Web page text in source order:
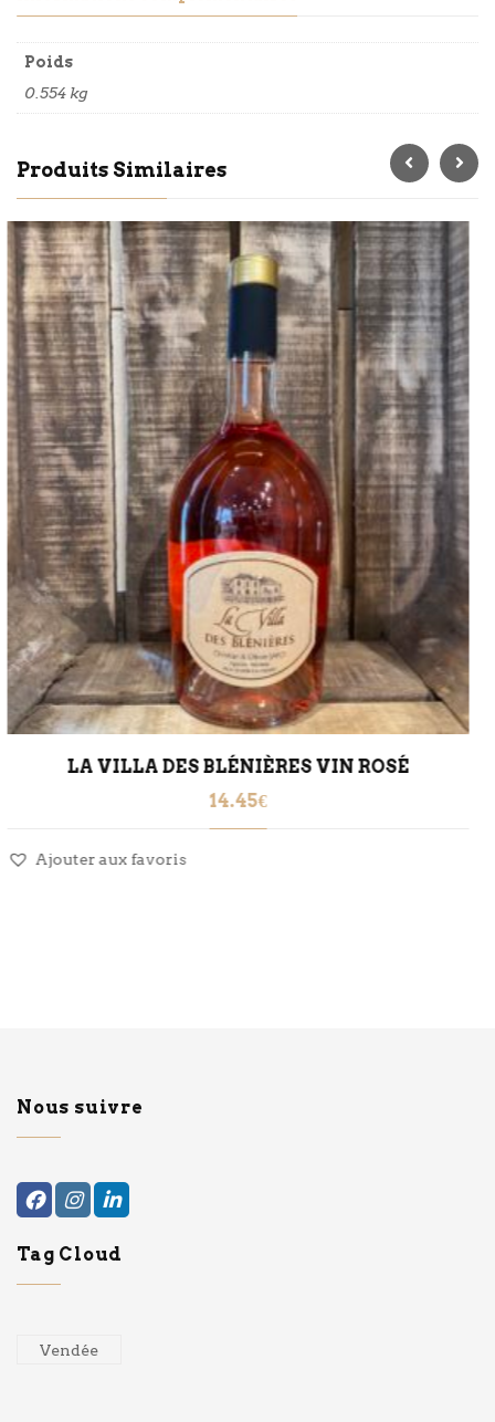
Poids
0.554 kg
Produits Similaires
BIO
BIÈRE BLANCHE 33CL
5.40€
Ajouter aux favoris
Nous suivre
Tag Cloud
Vendée